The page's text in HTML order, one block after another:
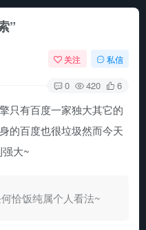
”
关注 私信
0 420 6
只有百度一家独大其它的
的百度也很垃圾然而今天
强大~
恰饭纯属个人看法~